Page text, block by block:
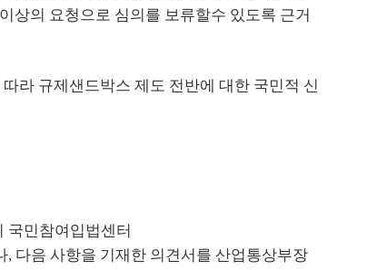
상의 요청으로 심의를 보류할수 있도록 근거
라 규제샌드박스 제도 전반에 대한 국민적 신
국민참여입법센터
다음 사항을 기재한 의견서를 산업통상부장